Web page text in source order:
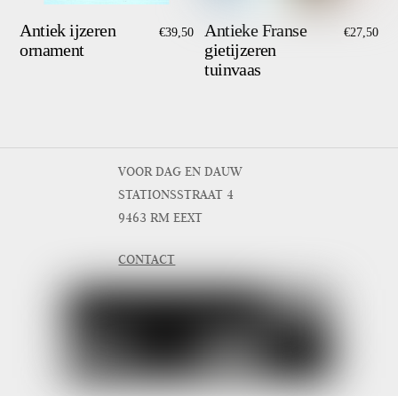
Antiek ijzeren
ornament
€39,50
Antieke Franse
gietijzeren
tuinvaas
€27,50
VOOR DAG EN DAUW
STATIONSSTRAAT 4
9463 RM EEXT
CONTACT